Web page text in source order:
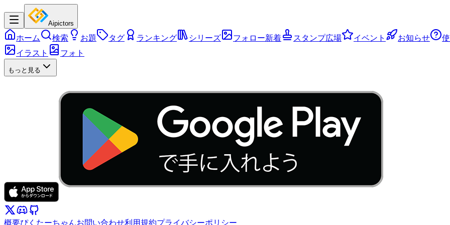
Aipictors
ホーム 検索 お題 タグ ランキング シリーズ フォロー新着 スタンプ広場 イベント お知らせ
イラスト
フォト
もっと見る
概要ぴくたーちゃんお問い合わせ利用規約プライバシーポリシー